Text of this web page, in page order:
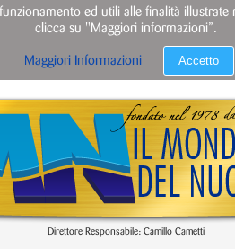
Direttore Responsabile: Camillo Cametti
ed utili alle finalità
clicca su "Maggiori informazioni”.
Maggiori Informazioni Accetto